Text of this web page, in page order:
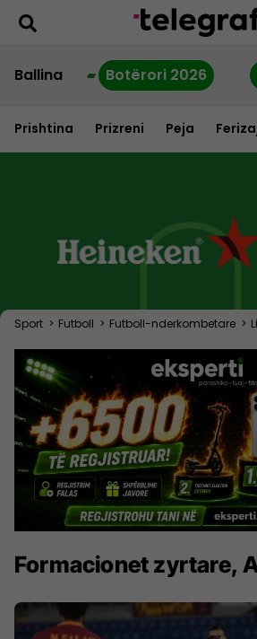
Ballina Botërori 2026
Prishtina Prizreni Peja
Sport > Futboll > Futboll-nderkombetare >
Formacionet zyrtare,